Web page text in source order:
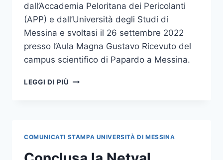
dall’Accademia Peloritana dei Pericolanti
(APP) e dall’Università degli Studi di
Messina e svoltasi il 26 settembre 2022
presso l’Aula Magna Gustavo Ricevuto del
campus scientifico di Papardo a Messina.
LEGGI DI PIÙ CONCLUSA
COMUNICATI STAMPA UNIVERSITÀ DI MESSINA